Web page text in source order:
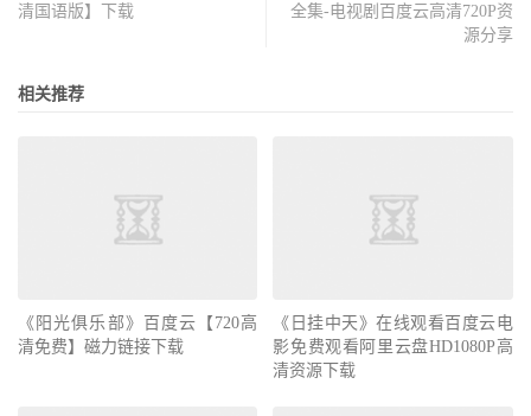
清国语版】下载
全集-电视剧百度云高清720P资
源分享
相关推荐
《阳光俱乐部》百度云【720高
清免费】磁力链接下载
《日挂中天》在线观看百度云电
影免费观看阿里云盘HD1080P高
清资源下载